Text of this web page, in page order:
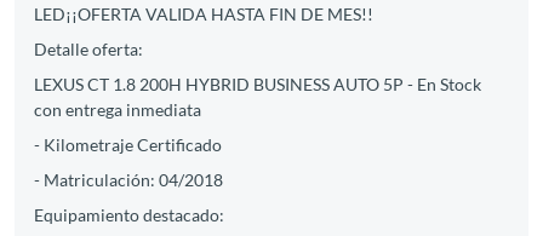
LED¡¡OFERTA VALIDA HASTA FIN DE MES!!
Detalle oferta:
LEXUS CT 1.8 200H HYBRID BUSINESS AUTO 5P - En Stock
con entrega inmediata
- Kilometraje Certificado
- Matriculación: 04/2018
Equipamiento destacado: